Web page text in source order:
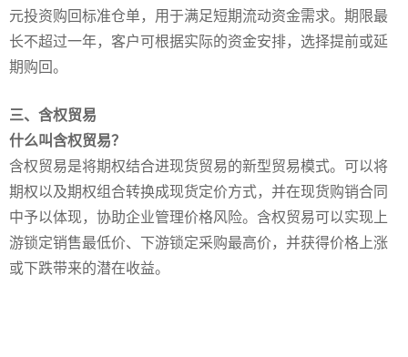
元投资购回标准仓单，用于满足短期流动资金需求。期限最
长不超过一年，客户可根据实际的资金安排，选择提前或延
期购回。
三、含权贸易
什么叫含权贸易？
含权贸易是将期权结合进现货贸易的新型贸易模式。可以将
期权以及期权组合转换成现货定价方式，并在现货购销合同
中予以体现，协助企业管理价格风险。含权贸易可以实现上
游锁定销售最低价、下游锁定采购最高价，并获得价格上涨
或下跌带来的潜在收益。